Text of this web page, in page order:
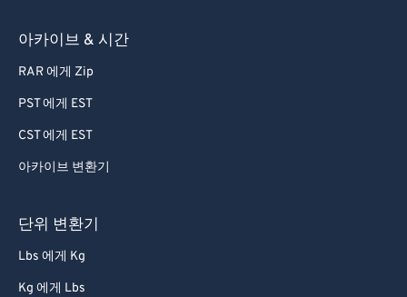
아카이브 & 시간
RAR 에게 Zip
PST 에게 EST
CST 에게 EST
아카이브 변환기
단위 변환기
Lbs 에게 Kg
Kg 에게 Lbs